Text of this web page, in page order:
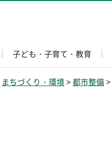
子ども・子育て・教育
まちづくり・環境>都市整備>